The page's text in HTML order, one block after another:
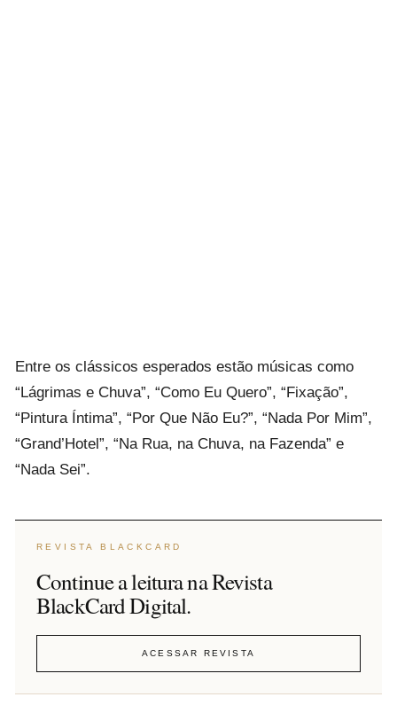
Entre os clássicos esperados estão músicas como
“Lágrimas e Chuva”, “Como Eu Quero”, “Fixação”,
“Pintura Íntima”, “Por Que Não Eu?”, “Nada Por Mim”,
“Grand’Hotel”, “Na Rua, na Chuva, na Fazenda” e
“Nada Sei”.
REVISTA BLACKCARD
Continue a leitura na Revista
BlackCard Digital.
ACESSAR REVISTA